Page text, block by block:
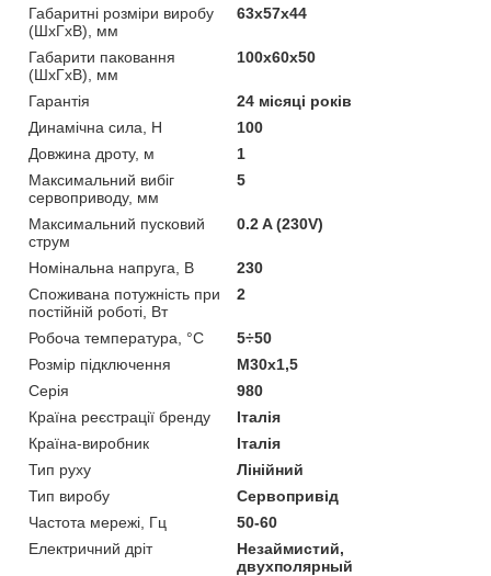
Габаритні розміри виробу
(ШхГхВ), мм
63х57х44
Габарити паковання
(ШхГхВ), мм
100х60х50
Гарантія
24 місяці років
Динамічна сила, H
100
Довжина дроту, м
1
Максимальний вибіг
сервоприводу, мм
5
Максимальний пусковий
струм
0.2 A (230V)
Номінальна напруга, В
230
Споживана потужність при
постійній роботі, Вт
2
Робоча температура, °C
5÷50
Розмір підключення
М30x1,5
Серія
980
Країна реєстрації бренду
Італія
Країна-виробник
Італія
Тип руху
Лінійний
Тип виробу
Сервопривід
Частота мережі, Гц
50-60
Електричний дріт
Незаймистий,
двухполярный